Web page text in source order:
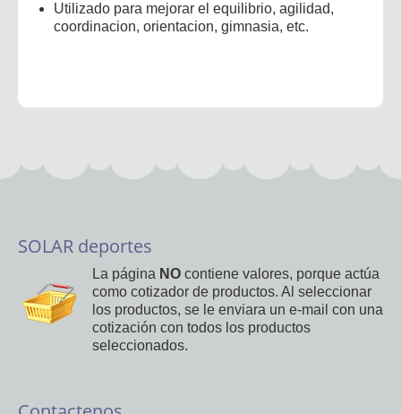
Utilizado para mejorar el equilibrio, agilidad,
coordinacion, orientacion, gimnasia, etc.
SOLAR deportes
La página NO contiene valores, porque actúa
como cotizador de productos. Al seleccionar
los productos, se le enviara un e-mail con una
cotización con todos los productos
seleccionados.